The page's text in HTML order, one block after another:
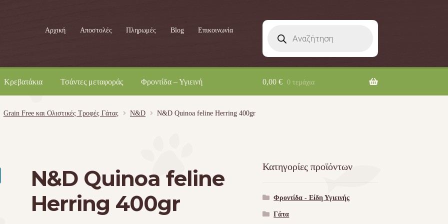
Αρχική Αποστολές Πληρωμές Blog Επικοινωνία
search
Κρεβατάκια Τσάντες μεταφοράς Φροντίδα – Υγιεινή 0,00 € 0 τεμάχια
Grain Free και Ολιστικές Τροφές Γάτας N&D N&D Quinoa feline Herring 400gr
N&D Quinoa feline
Herring 400gr
Κατηγορίες προϊόντων
Φροντίδα - Είδη Υγιεινής
Γάτα